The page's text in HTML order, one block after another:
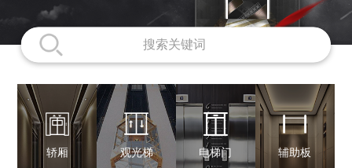
轿厢 观光梯 电梯门 辅助板